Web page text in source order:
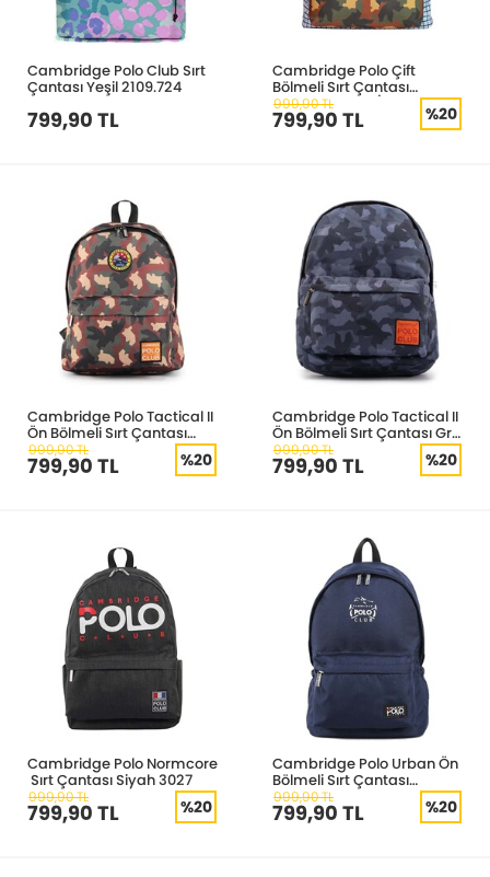
Cambridge Polo Club Sırt
Çantası Yeşil 2109.724
799,90 TL
Cambridge Polo Çift
Bölmeli Sırt Çantası
Kamuflaj 4034/4033
999,90 TL
799,90 TL %20
Cambridge Polo Tactical II
Ön Bölmeli Sırt Çantası
Kamuflaj 4027
999,90 TL
799,90 TL %20
Cambridge Polo Tactical II
Ön Bölmeli Sırt Çantası Gri
4027
999,90 TL
799,90 TL %20
Cambridge Polo Normcore
Sırt Çantası Siyah 3027
999,90 TL
799,90 TL %20
Cambridge Polo Urban Ön
Bölmeli Sırt Çantası
Lacivert 3022
999,90 TL
799,90 TL %20